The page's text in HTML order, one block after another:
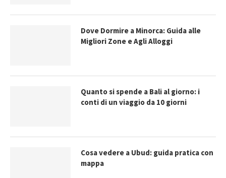
Dove Dormire a Minorca: Guida alle
Migliori Zone e Agli Alloggi
Quanto si spende a Bali al giorno: i
conti di un viaggio da 10 giorni
Cosa vedere a Ubud: guida pratica con
mappa